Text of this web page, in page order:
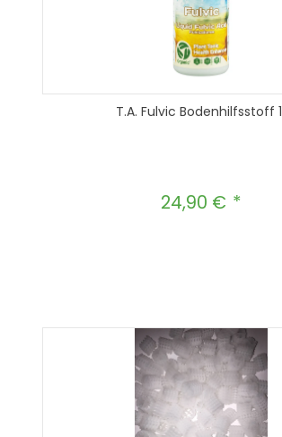
T.A. Fulvic Bodenhilfsstoff
Regulärer Preis:
24,90 €